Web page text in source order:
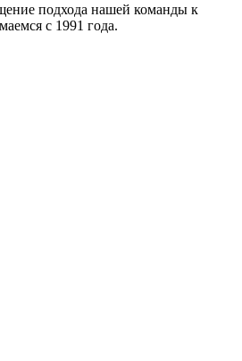
подхода нашей команды к
с 1991 года.